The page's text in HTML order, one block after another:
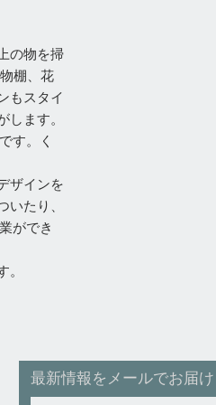
の物を掃
棚、花
もスタイ
ます。
す。く
ザインを
たり、
ができ
最新情報をメールでお届